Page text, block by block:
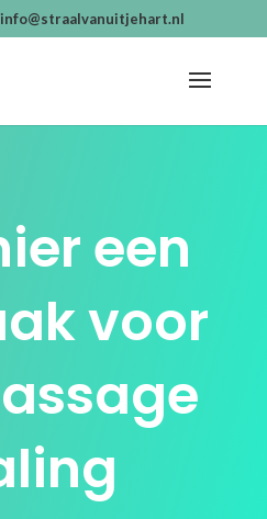
info@straalvanuitjehart.nl
een
voor